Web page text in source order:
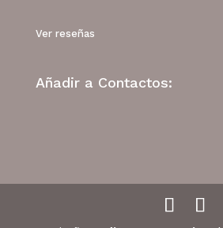
Ver reseñas
Añadir a Contactos: